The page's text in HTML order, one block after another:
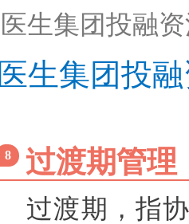
医生集团投融
医生集团投
8 过渡期管理
过渡期，指